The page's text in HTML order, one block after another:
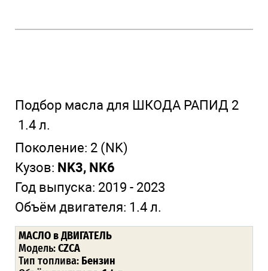
Подбор масла для ШКОДА РАПИД 2
1.4 л.
Поколение: 2 (NK)
Кузов: NK3, NK6
Год выпуска: 2019 - 2023
Объём двигателя: 1.4 л.
МАСЛО в ДВИГАТЕЛЬ
Модель:CZCA
Тип топлива: Бензин